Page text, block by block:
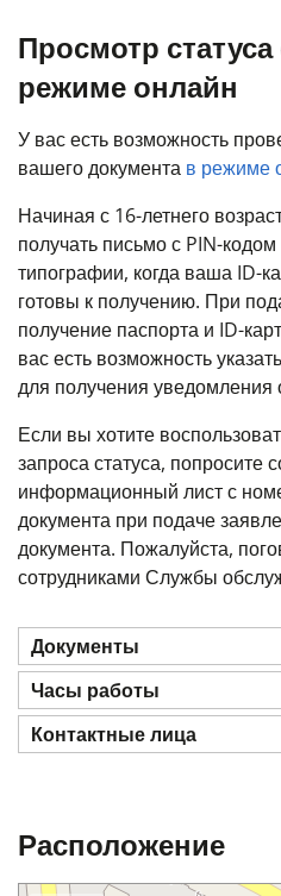
Просмотр
режиме онлайн
У вас есть возможность
вашего документа в режиме
Начиная с 16-летнего
получать письмо с PIN-
типографии, когда ваша ID-
готовы к получению. При
получение паспорта и ID-
вас есть возможность
для получения уведомления
Если вы хотите
запроса статуса, попросите
информационный лист с
документа при подаче
документа. Пожалуйста,
сотрудниками Службы
Документы
Часы работы
Контактные лица
Расположение